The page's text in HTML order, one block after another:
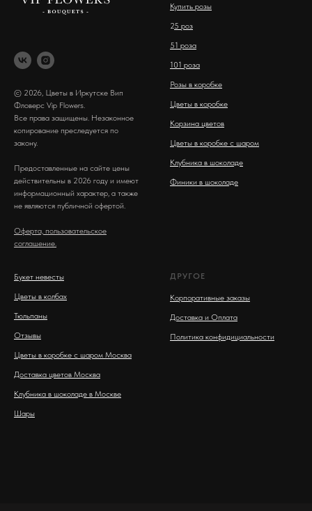
© 2026, Цветы в Иркутске Вип
Фловерс Vip Flowers.
Все права защищены. Незаконное
копирование преследуется по
закону.
Предоставленные на сайте цены
действительны в 2026 году и имеют
информационный характер, а также
не являются публичной офертой.
Оферта, пользовательское
соглашение.
Купить розы
25 роз
51 роза
101 роза
Розы в коробке
Цветы в коробке
Корзина цветов
Цветы в коробке с шаром
Клубника в шоколаде
Финики в шоколаде
Букет невесты
Цветы в колбах
Тюльпаны
Отзывы
Цветы в коробке с шаром Москва
Доставка цветов Москва
Клубника в шоколаде в Москве
Шары
ДРУГОЕ
Корпоративные заказы
Доставка и Оплата
Политика конфидициальности